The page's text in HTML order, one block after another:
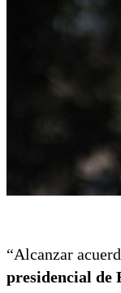
“Alcanzar
presidencial de